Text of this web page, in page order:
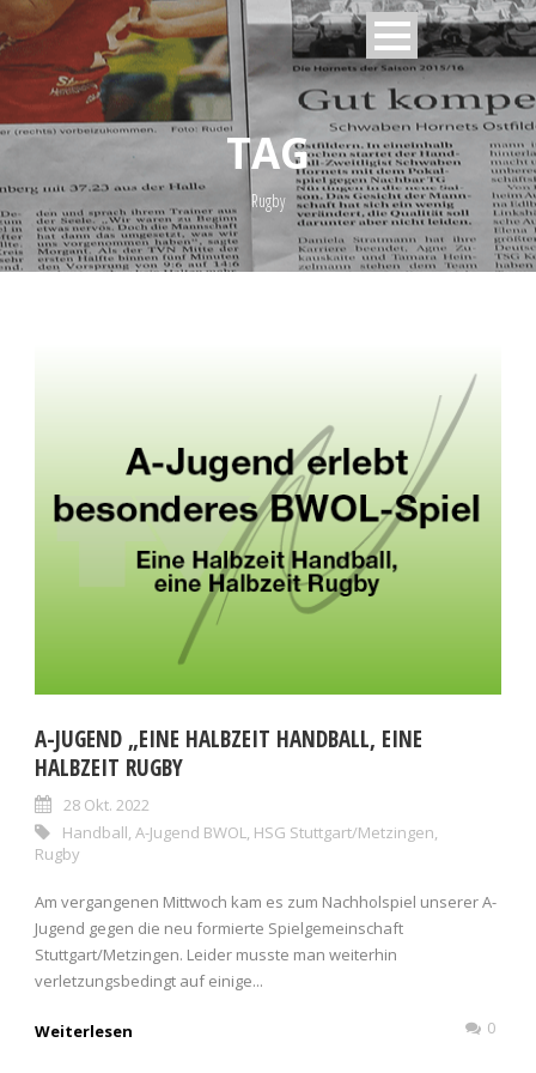
TAG
Rugby
A-JUGEND „EINE HALBZEIT HANDBALL, EINE
HALBZEIT RUGBY
28 Okt. 2022
Handball A-Jugend BWOL HSG Stuttgart/Metzingen
Rugby
Am vergangenen Mittwoch kam es zum Nachholspiel unserer A-
Jugend gegen die neu formierte Spielgemeinschaft
Stuttgart/Metzingen. Leider musste man weiterhin
verletzungsbedingt auf einige...
Weiterlesen 0